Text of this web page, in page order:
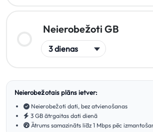
Neierobežoti GB
Neierobežotais plāns ietver:
Neierobežoti dati, bez atvienošanas
3 GB ātrgaitas dati dienā
Ātrums samazināts līdz 1 Mbps pēc